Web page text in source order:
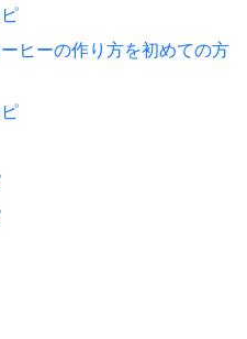
ヒーの作り方を初めての方